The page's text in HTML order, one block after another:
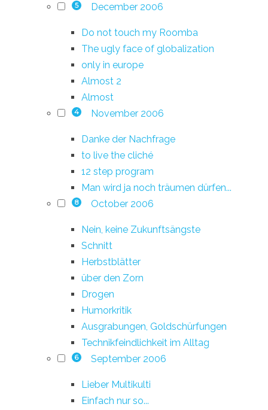
5 December 2006
Do not touch my Roomba
The ugly face of globalization
only in europe
Almost 2
Almost
4 November 2006
Danke der Nachfrage
to live the cliché
12 step program
Man wird ja noch träumen dürfen...
8 October 2006
Nein, keine Zukunftsängste
Schnitt
Herbstblätter
über den Zorn
Drogen
Humorkritik
Ausgrabungen, Goldschürfungen
Technikfeindlichkeit im Alltag
6 September 2006
Lieber Multikulti
Einfach nur so...